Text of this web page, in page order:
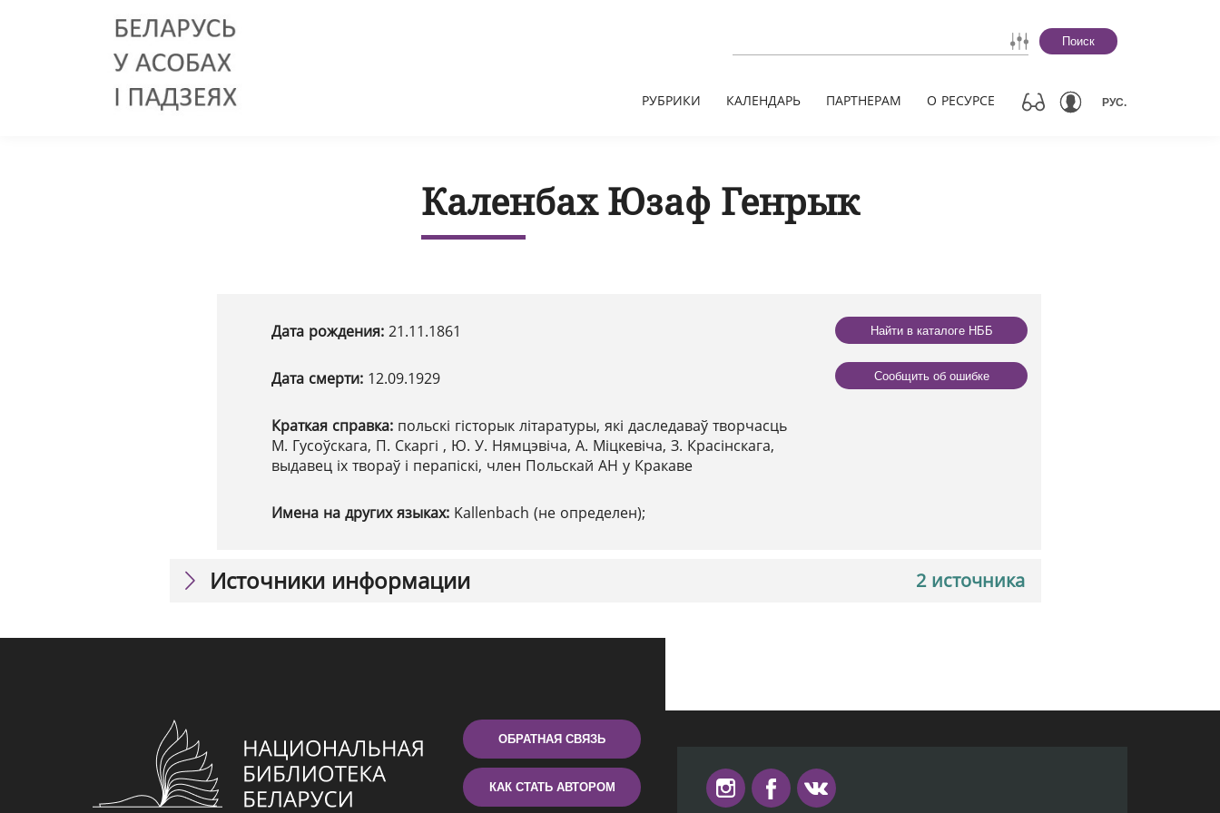
Поиск
РУБРИКИ КАЛЕНДАРЬ ПАРТНЕРАМ О РЕСУРСЕ РУС.
Каленбах Юзаф Генрык
Дата рождения: 21.11.1861
Дата смерти: 12.09.1929
Краткая справка: польскі гісторык літаратуры, які даследаваў творчасць
М. Гусоўскага, П. Скаргі , Ю. У. Нямцэвіча, А. Міцкевіча, З. Красінскага,
выдавец іх твораў і перапіскі, член Польскай АН у Кракаве
Имена на других языках: Kallenbach (не определен);
Найти в каталоге НББ
Сообщить об ошибке
2 источника
Источники информации
ОБРАТНАЯ СВЯЗЬ
КАК СТАТЬ АВТОРОМ